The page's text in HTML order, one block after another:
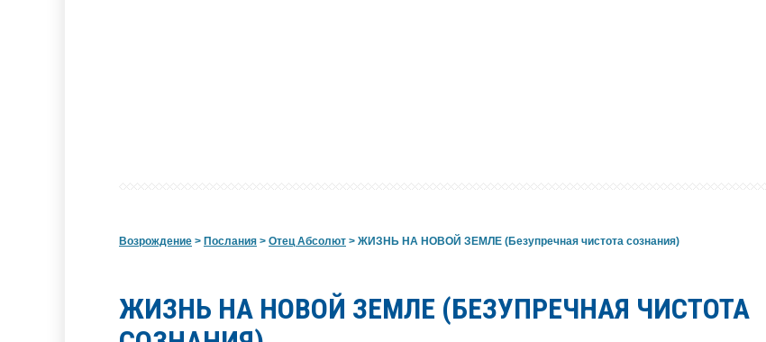
Возрождение > Послания > Отец Абсолют > ЖИЗНЬ НА НОВОЙ ЗЕМЛЕ (Безупречная чистота сознания)
ЖИЗНЬ НА НОВОЙ ЗЕМЛЕ (БЕЗУПРЕЧНАЯ ЧИСТОТА